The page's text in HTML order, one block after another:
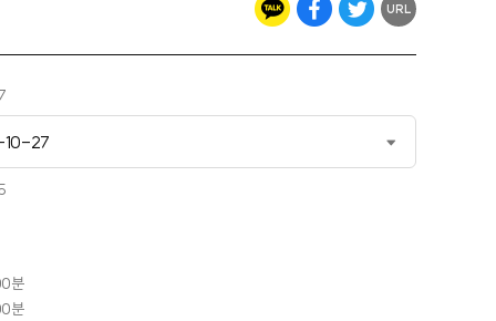
URL
27
12
03
분
분